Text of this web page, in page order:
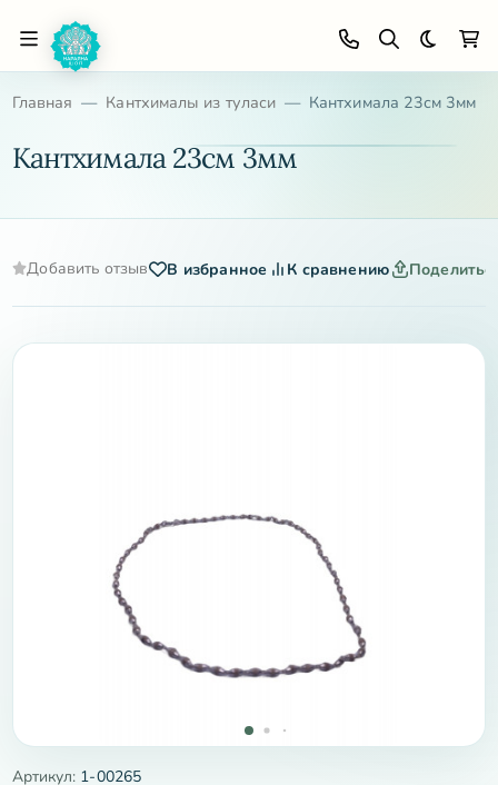
Темная
Главная Кантхималы из туласи Кантхимала 23см 3мм
Кантхимала 23см 3мм
Добавить отзыв В избранное К сравнению
Артикул: 1-00265